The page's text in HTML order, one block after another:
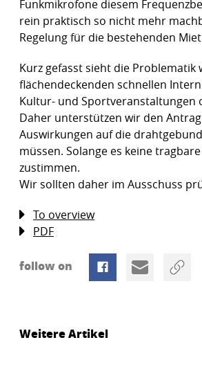
Funkmikrofone diesem
rein praktisch so nicht mehr
Regelung für die bestehenden
Kurz gefasst sieht die
flächendeckenden schnellen
Kultur- und Sportveranstaltungen
Daher unterstützen wir den
Auswirkungen auf die
müssen. Solange es keine
zustimmen.
Wir sollten daher im Ausschuss
To overview
PDF
follow on
Weitere Artikel